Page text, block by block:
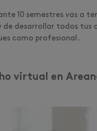
10 semestres vas a
de desarrollar todos
como profesional.
virtual en